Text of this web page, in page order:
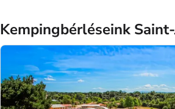
Kempingbérléseink